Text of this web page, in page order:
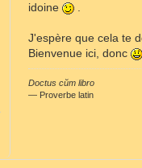
idoine
J'espère que cela te
Bienvenue ici, donc
Doctus cŭm libro
― Proverbe latin